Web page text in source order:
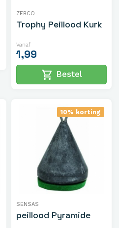
ZEBCO
Trophy Peillood Kurk
Vanaf
1,99
shopping_cart Bestel
10% korting
SENSAS
peillood Pyramide